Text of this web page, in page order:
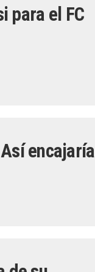
para el FC
encajaría